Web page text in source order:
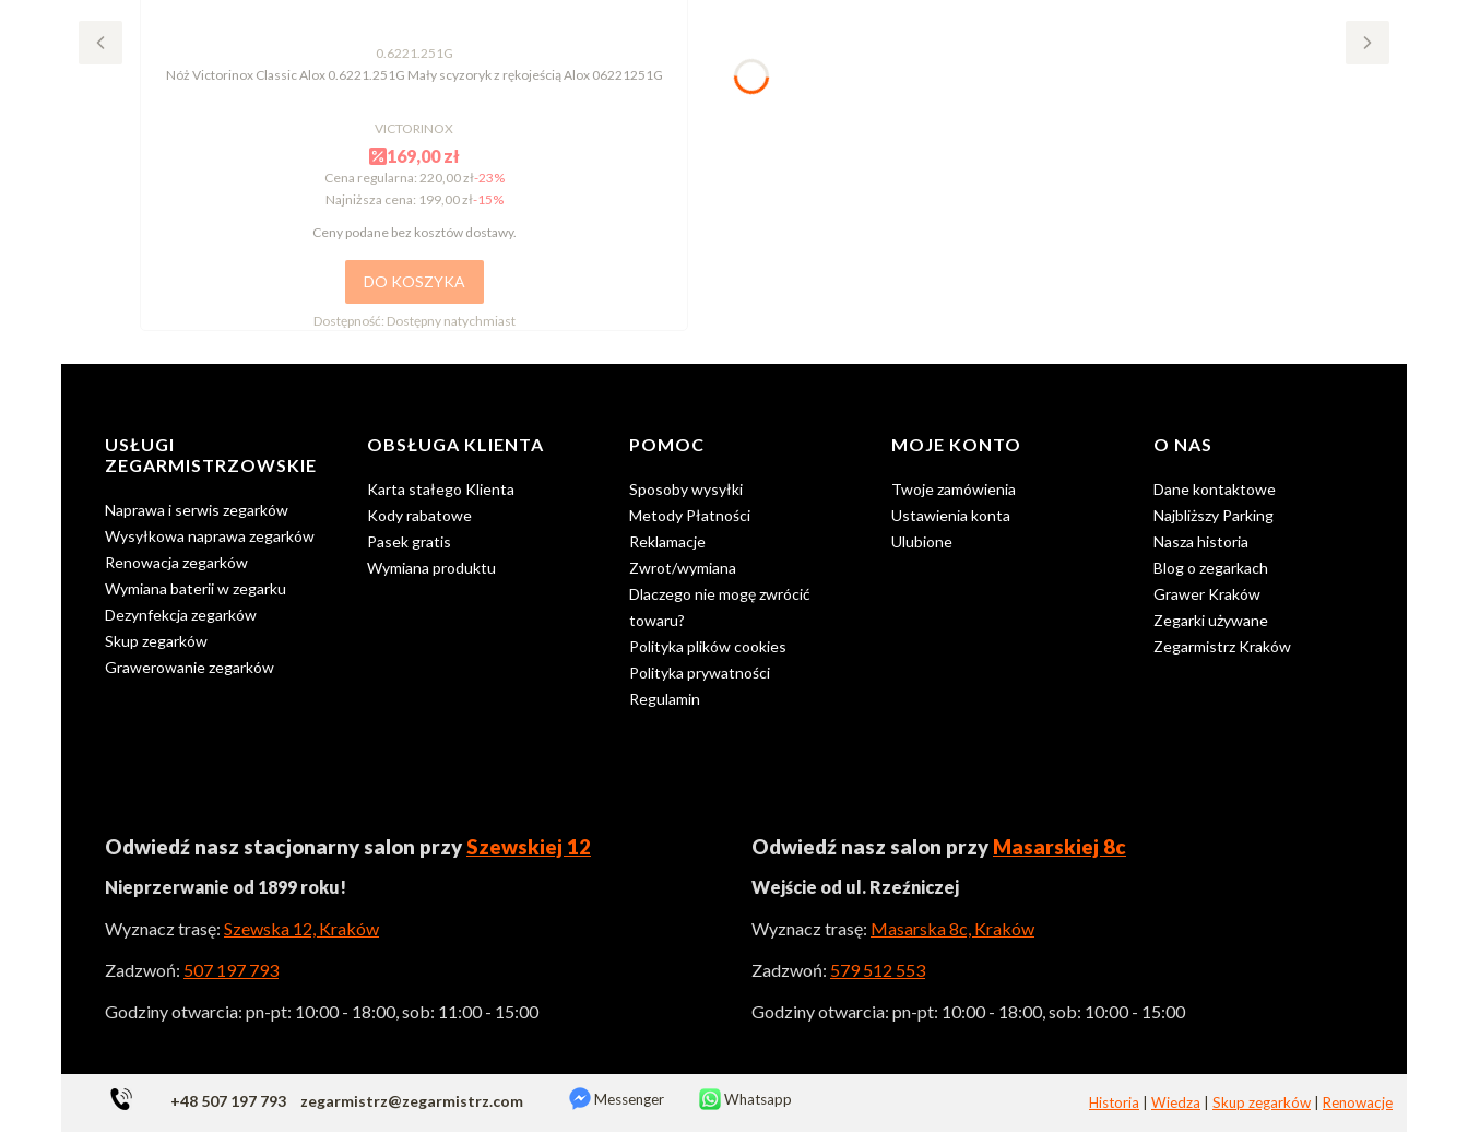
0.6221.251G
Nóż Victorinox Classic Alox 0.6221.251G Mały scyzoryk z rękojeścią Alox 06221251G
VICTORINOX
169,00 zł
Cena regularna: 220,00 zł-23%
Najniższa cena: 199,00 zł-15%
Ceny podane bez kosztów dostawy.
DO KOSZYKA
Dostępność: Dostępny natychmiast
Linki w stopce
USŁUGI
ZEGARMISTRZOWSKIE
Naprawa i serwis zegarków
Wysyłkowa naprawa zegarków
Renowacja zegarków
Wymiana baterii w zegarku
Dezynfekcja zegarków
Skup zegarków
Grawerowanie zegarków
OBSŁUGA KLIENTA
Karta stałego Klienta
Kody rabatowe
Pasek gratis
Wymiana produktu
POMOC
Sposoby wysyłki
Metody Płatności
Reklamacje
Zwrot/wymiana
Dlaczego nie mogę zwrócić
towaru?
Polityka plików cookies
Polityka prywatności
Regulamin
MOJE KONTO
Twoje zamówienia
Ustawienia konta
Ulubione
O NAS
Dane kontaktowe
Najbliższy Parking
Nasza historia
Blog o zegarkach
Grawer Kraków
Zegarki używane
Zegarmistrz Kraków
Odwiedź nasz stacjonarny salon przySzewskiej 12
Nieprzerwanie od 1899 roku!
Wyznacz trasę: Szewska 12, Kraków
Zadzwoń: 507 197 793
Godziny otwarcia: pn-pt: 10:00 - 18:00, sob: 11:00 - 15:00
Odwiedź nasz salon przy Masarskiej 8c
Wejście od ul. Rzeźniczej
Wyznacz trasę: Masarska 8c, Kraków
Zadzwoń: 579 512 553
Godziny otwarcia: pn-pt: 10:00 - 18:00, sob: 10:00 - 15:00
+48 507 197 793 zegarmistrz@zegarmistrz.com Messenger Whatsapp Historia Wiedza Skup zegarków Renowacje